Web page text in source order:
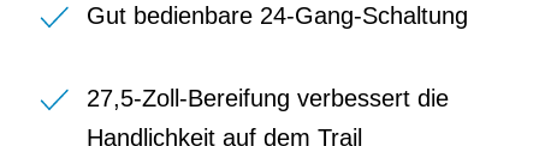
Gut bedienbare 24-Gang-Schaltung
27,5-Zoll-Bereifung verbessert die
Handlichkeit auf dem Trail